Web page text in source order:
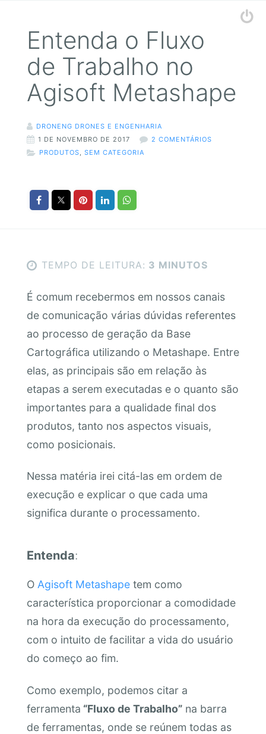
Entenda o Fluxo
de Trabalho no
Agisoft Metashape
DRONENG DRONES E ENGENHARIA
1 DE NOVEMBRO DE 2017
2 COMENTÁRIOS
PRODUTOS
SEM CATEGORIA
TEMPO DE LEITURA: 3 MINUTOS
É comum recebermos em nossos canais
de comunicação várias dúvidas referentes
ao processo de geração da Base
Cartográfica utilizando o Metashape. Entre
elas, as principais são em relação às
etapas a serem executadas e o quanto são
importantes para a qualidade final dos
produtos, tanto nos aspectos visuais,
como posicionais.
Nessa matéria irei citá-las em ordem de
execução e explicar o que cada uma
significa durante o processamento.
Entenda:
O Agisoft Metashapetem como
característica proporcionar a comodidade
na hora da execução do processamento,
com o intuito de facilitar a vida do usuário
do começo ao fim.
Como exemplo, podemos citar a
ferramenta “Fluxo de Trabalho”na barra
de ferramentas, onde se reúnem todas as